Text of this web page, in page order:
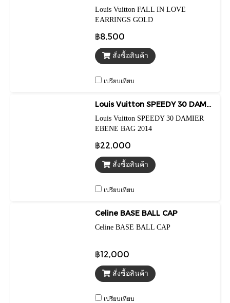
Louis Vuitton FALL IN LOVE
EARRINGS GOLD
฿8,500
สั่งซื้อสินค้า
เปรียบเทียบ
Louis Vuitton SPEEDY 30 DAMIER EBENE BAG 2014
Louis Vuitton SPEEDY 30 DAMIER
EBENE BAG 2014
฿22,000
สั่งซื้อสินค้า
เปรียบเทียบ
Celine BASE BALL CAP
Celine BASE BALL CAP
฿12,000
สั่งซื้อสินค้า
เปรียบเทียบ